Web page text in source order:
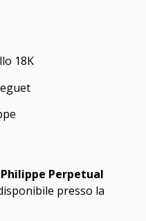
18K
Perpetual
presso la